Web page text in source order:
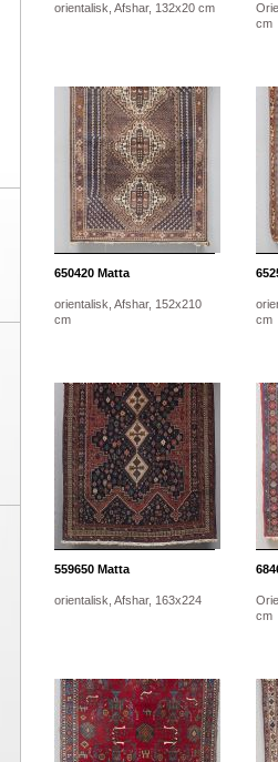
orientalisk, Afshar, 132x20 cm
cm
650420 Matta
orientalisk, Afshar, 152x210
cm
cm
559650 Matta
orientalisk, Afshar, 163x224
cm